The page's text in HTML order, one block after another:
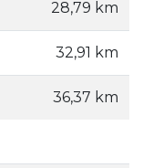
28,79 km
32,91 km
36,37 km